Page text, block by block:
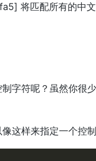
将匹配所有的中
字符呢？虽然你很
这样来指定一个控制